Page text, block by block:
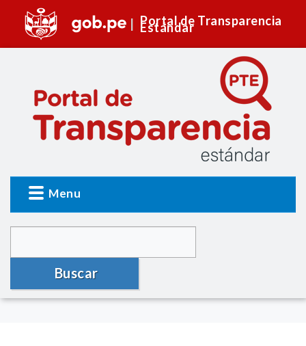
Portal de Transparencia
Estándar
Menu
Buscar